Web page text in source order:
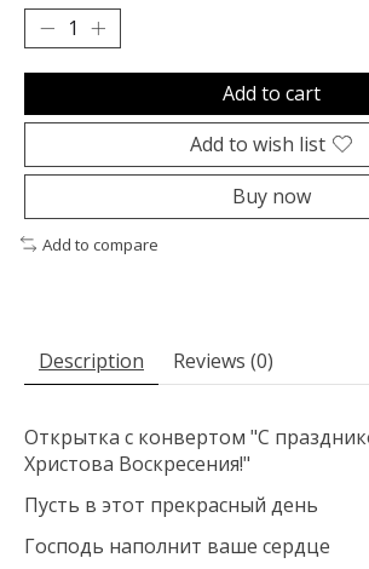
Add to cart
Add to wish list
Buy now
Add to compare
Description Reviews (0)
Открытка с конвертом "С
Христова Воскресения!"
Пусть в этот прекрасный день
Господь наполнит ваше сердце